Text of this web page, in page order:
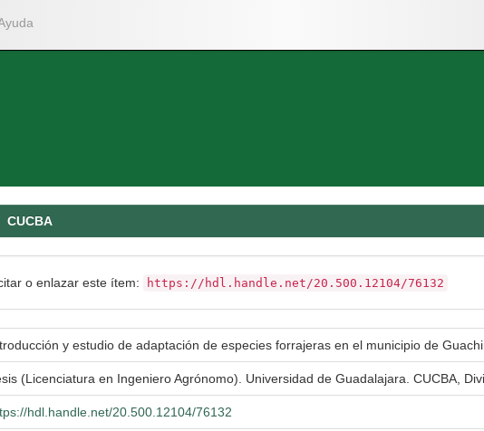
CUCBA
o enlazar este ítem: https://hdl.handle.net/20.500.12104/76132
y estudio de adaptación de especies forrajeras en el municipio de
(Licenciatura en Ingeniero Agrónomo). Universidad de Guadalajara. CUCBA,
hdl.handle.net/20.500.12104/76132